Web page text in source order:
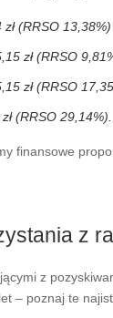
(RRSO 13,38%)
zł (RRSO
zł (RRSO
(RRSO 29,14%).
finansowe
z
z
– poznaj te